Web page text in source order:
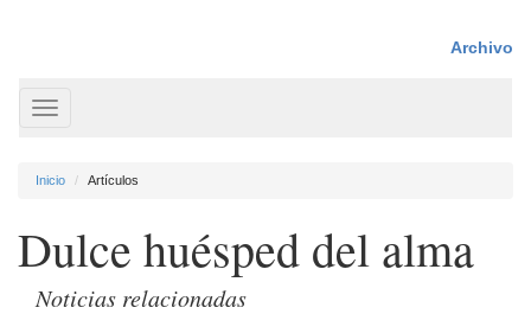
Archivo
Toggle
navigation
Inicio Artículos
Dulce huésped del alma
Noticias relacionadas